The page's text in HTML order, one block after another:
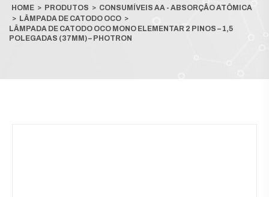
HOME > PRODUTOS > CONSUMÍVEIS AA - ABSORÇÃO ATÔMICA
> LÂMPADA DE CATODO OCO >
LÂMPADA DE CATODO OCO MONO ELEMENTAR 2 PINOS – 1,5
POLEGADAS (37MM) – PHOTRON